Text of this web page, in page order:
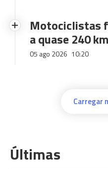
Motociclistas
a quase 240
05 ago 2026 10:20
Carregar
Últimas